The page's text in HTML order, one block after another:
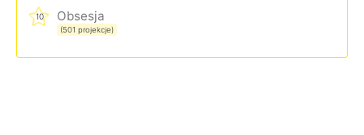
10 Obsesja
(501 projekcje)